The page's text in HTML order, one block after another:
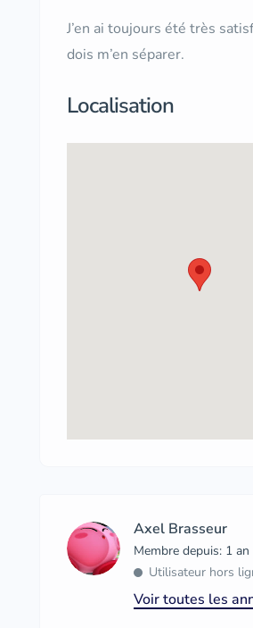
J’en ai toujours été très
dois m’en séparer.
Localisation
Axel Brasseur
Membre depuis: 1 an
Utilisateur hors
Voir toutes les